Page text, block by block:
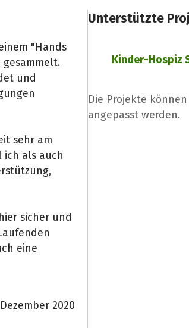
"Hands
und
sehr am
ich als auch
sicher und
eine
2020
Unterstützte
Kinder-Hospiz
Die Projekte
angepasst werden.